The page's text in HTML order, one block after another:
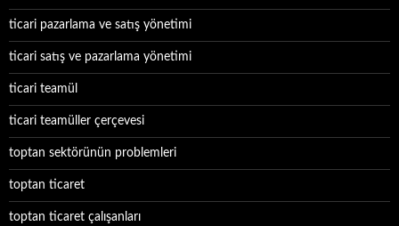
ticari pazarlama ve satış yönetimi
ticari satış ve pazarlama yönetimi
ticari teamül
ticari teamüller çerçevesi
toptan sektörünün problemleri
toptan ticaret
toptan ticaret çalışanları